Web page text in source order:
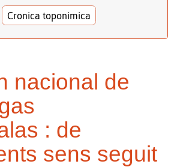
Cronica toponimica
nacional de
: de
sens seguit